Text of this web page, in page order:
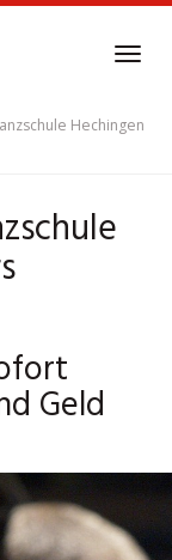
Hechingen
Geld